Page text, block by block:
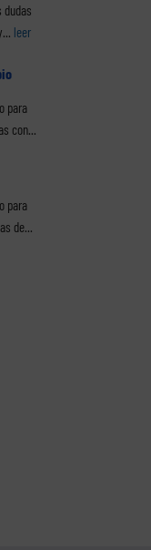
dudas
... leer
para
con
para
de